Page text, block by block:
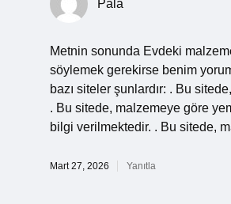
Pala
Metnin sonunda Evdeki
söylemek gerekirse benim
bazı siteler şunlardır: . Bu
. Bu sitede, malzemeye göre
bilgi verilmektedir. . Bu sitede,
Mart 27, 2026 Yanıtla